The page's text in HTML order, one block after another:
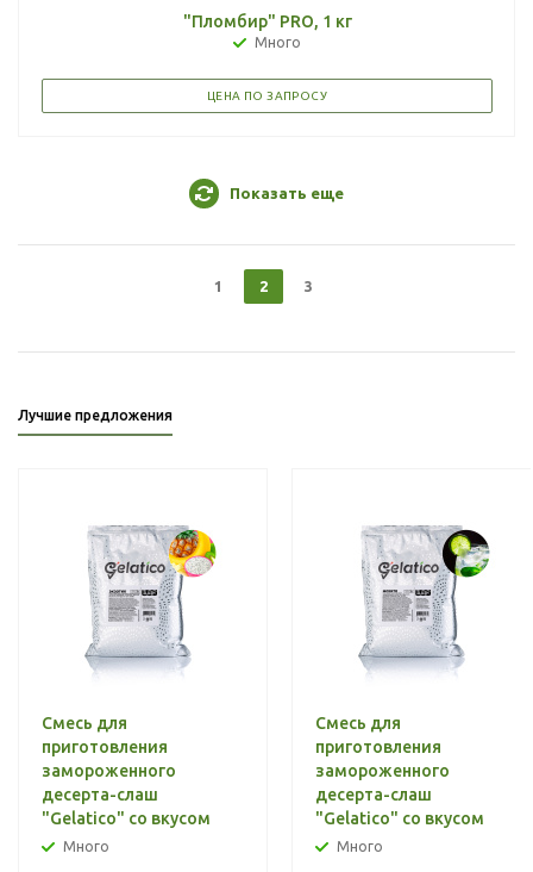
"Пломбир" PRO, 1 кг
Много
ЦЕНА ПО ЗАПРОСУ
Показать еще
1 2 3
Лучшие предложения
Смесь для
приготовления
замороженного
десерта-слаш
"Gelatico" со вкусом
"Экзотик"
Много
Смесь для
приготовления
замороженного
десерта-слаш
"Gelatico" со вкусом
"Мохито"
Много